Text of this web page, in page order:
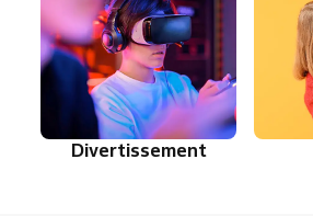
Divertissement